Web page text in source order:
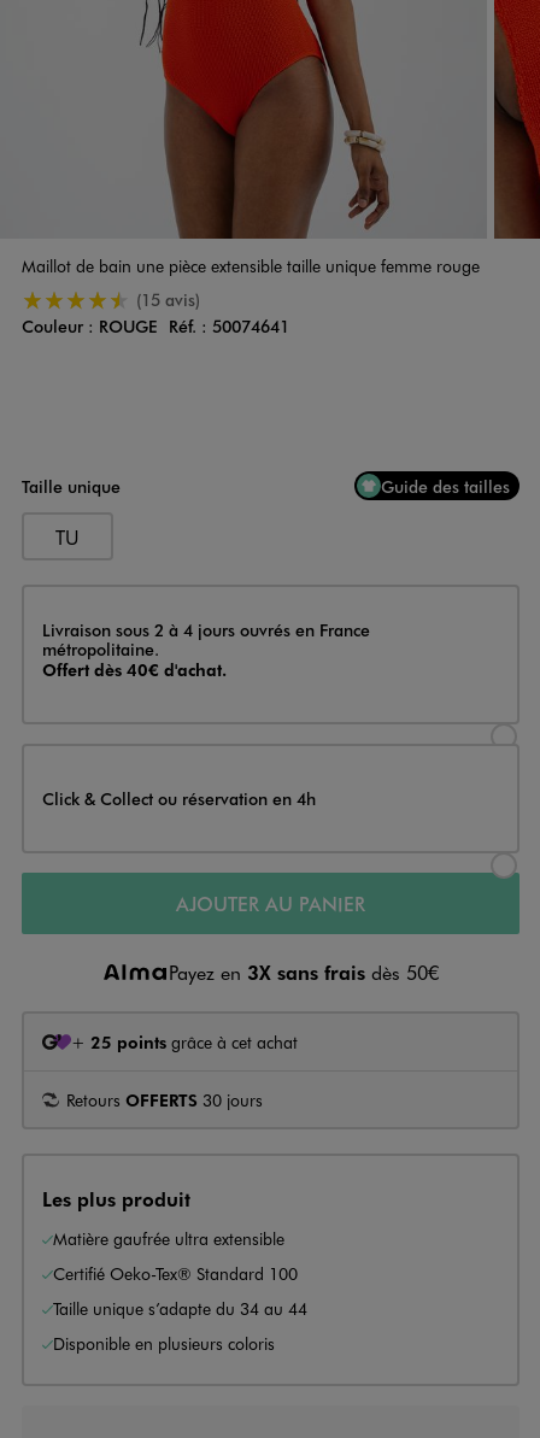
Maillot de bain une pièce extensible taille unique femme rouge
4.5/5 de moyenne
(15 avis)
Couleur
Couleur : ROUGE Réf. : 50074641
Taille unique Guide des tailles
TU
Livraison
Livraison sous 2 à 4 jours ouvrés en France
métropolitaine.
Offert dès 40€ d'achat.
Click & Collect ou réservation en 4h
AJOUTER AU PANIER
Payez en 3X sans frais dès 50€
+ 25 points grâce à cet achat
Retours OFFERTS 30 jours
Les plus produit
Matière gaufrée ultra extensible
Certifié Oeko-Tex® Standard 100
Taille unique s’adapte du 34 au 44
Disponible en plusieurs coloris